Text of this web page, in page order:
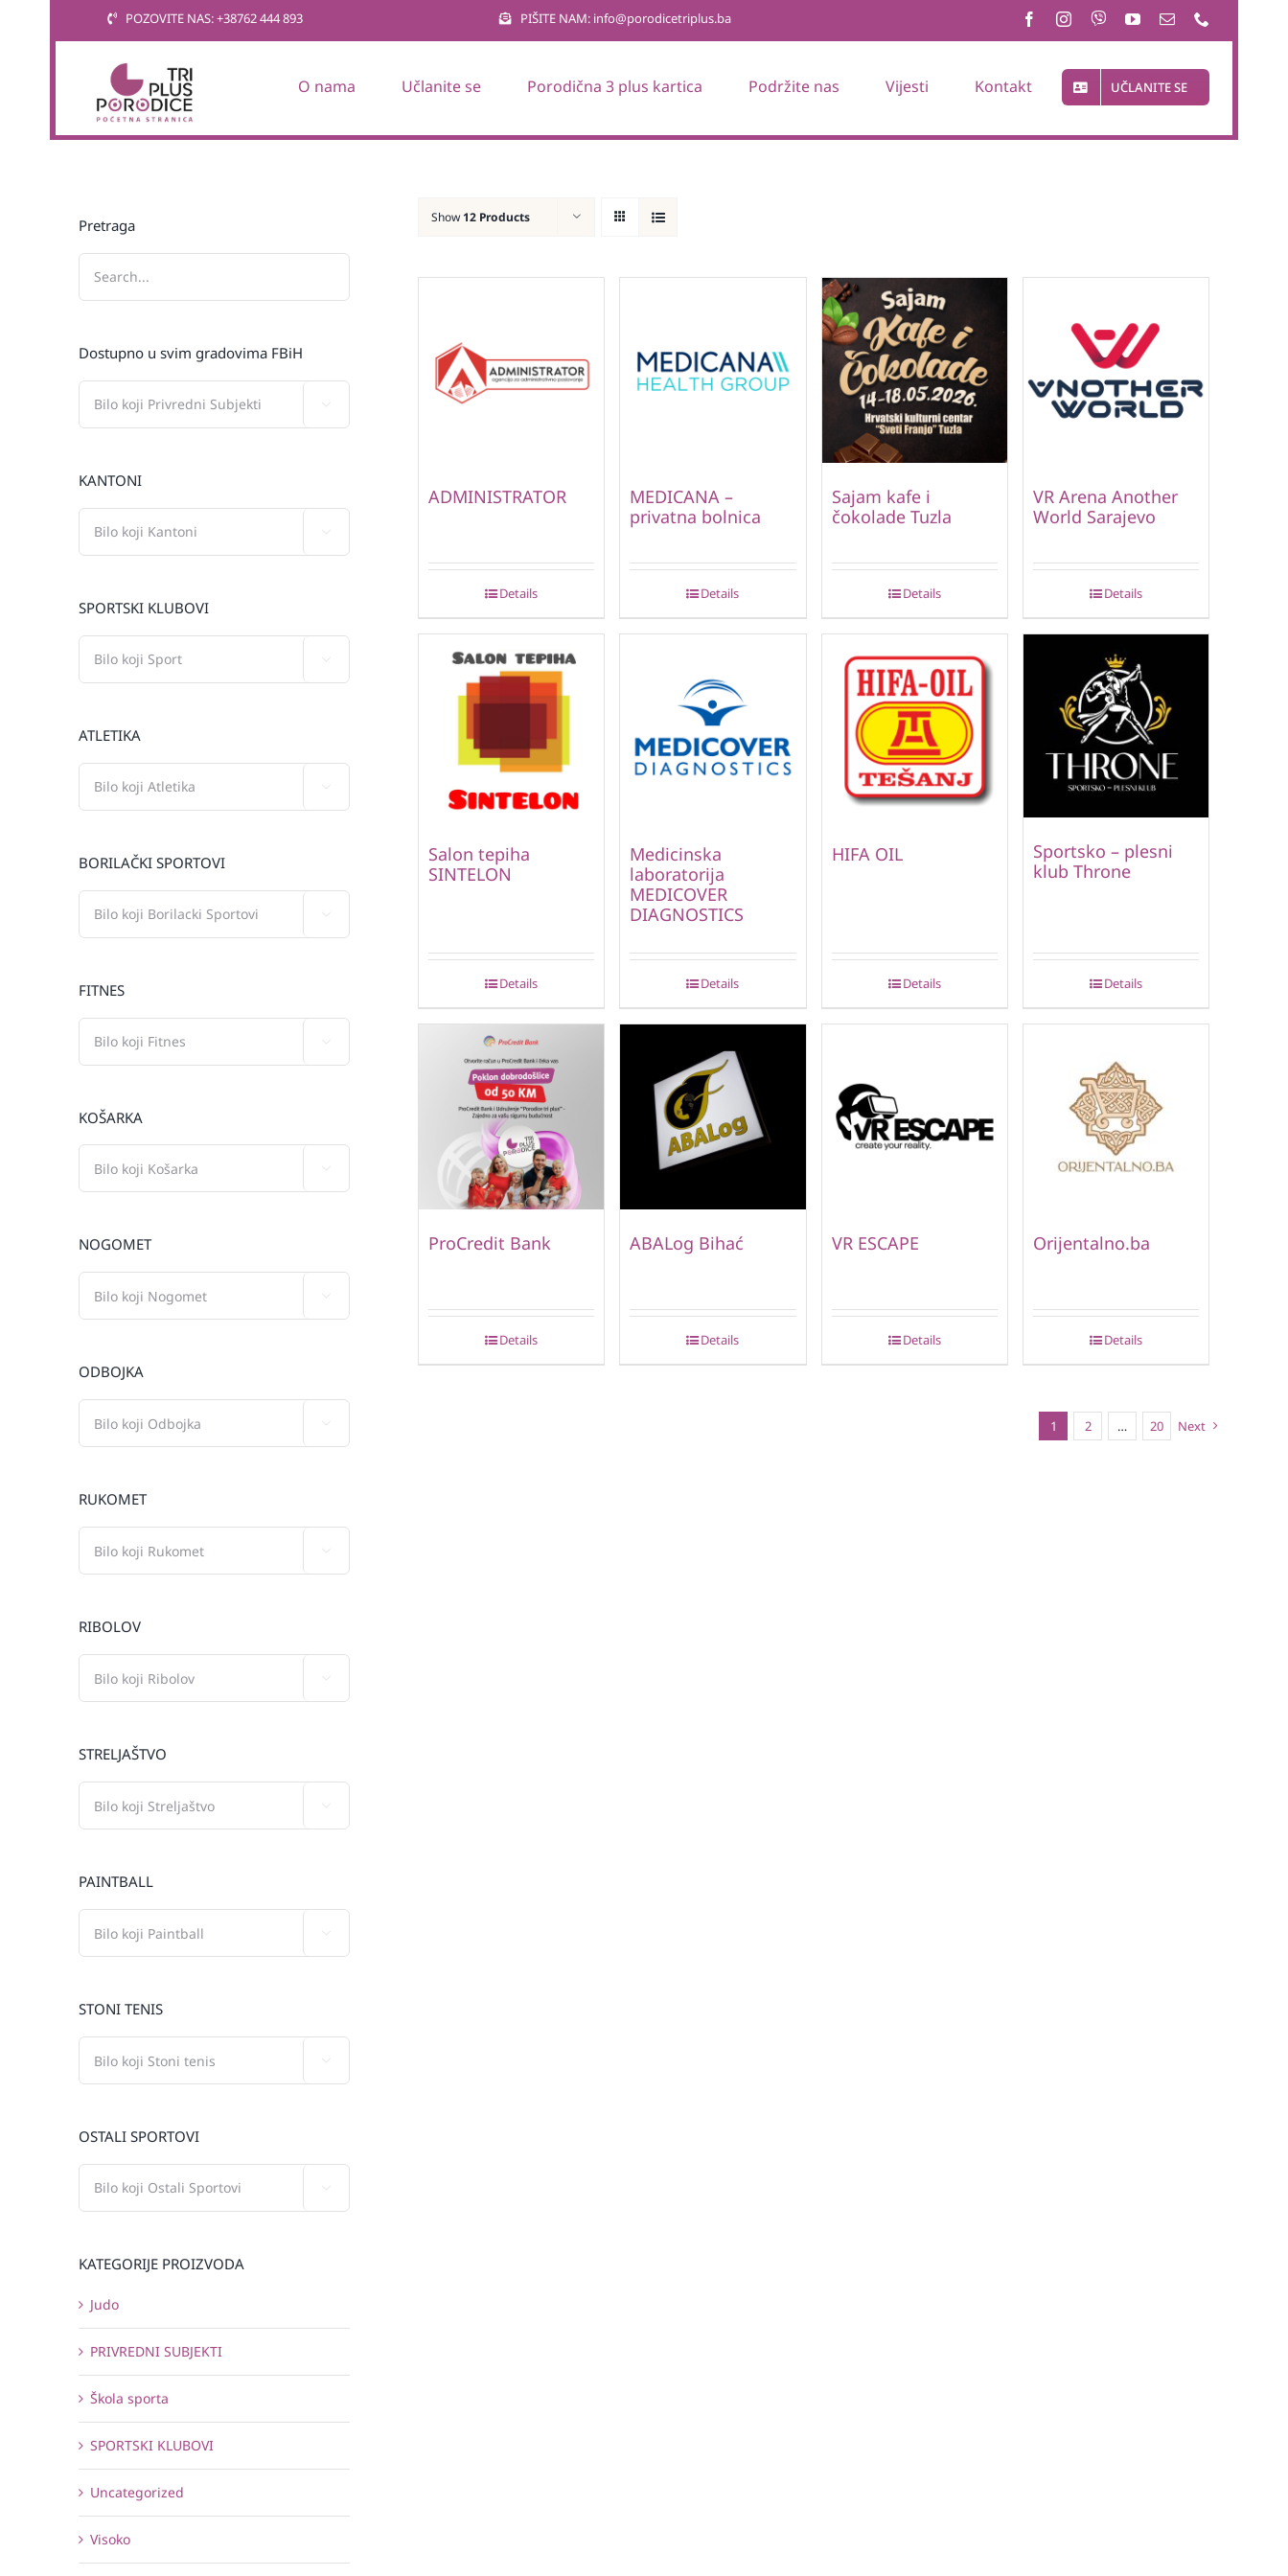
POZOVITE NAS: +38762 444 893 PIŠITE NAM: info@porodicetriplus.ba
O nama Učlanite se Porodična 3 plus kartica Podržite nas Vijesti Kontakt UČLANITE SE
Show 12 Products
ADMINISTRATOR
Details
MEDICANA –
privatna bolnica
Details
Sajam kafe i
čokolade Tuzla
Details
VR Arena Another
World Sarajevo
Details
Salon tepiha
SINTELON
Details
Medicinska
laboratorija
MEDICOVER
DIAGNOSTICS
Details
HIFA OIL
Details
Sportsko – plesni
klub Throne
Details
ProCredit Bank
Details
ABALog Bihać
Details
VR ESCAPE
Details
Orijentalno.ba
Details
1 2 … 20 Next
Pretraga
Dostupno u svim gradovima FBiH
KANTONI
SPORTSKI KLUBOVI
ATLETIKA
BORILAČKI SPORTOVI
FITNES
KOŠARKA
NOGOMET
ODBOJKA
RUKOMET
RIBOLOV
STRELJAŠTVO
PAINTBALL
STONI TENIS
OSTALI SPORTOVI
KATEGORIJE PROIZVODA
Judo
PRIVREDNI SUBJEKTI
Škola sporta
SPORTSKI KLUBOVI
Uncategorized
Visoko